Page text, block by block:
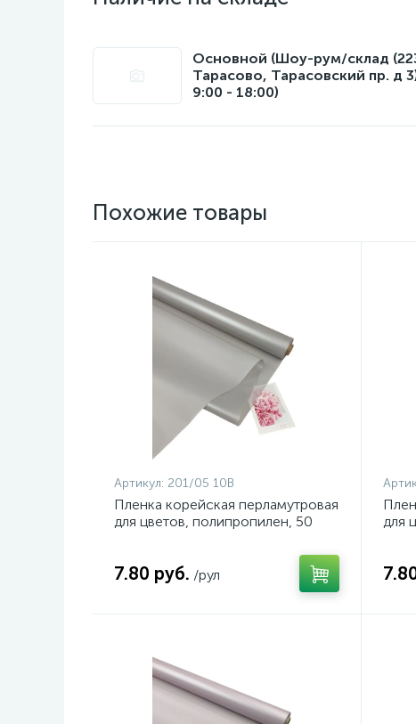
Основной (Шоу-рум/склад
Тарасово, Тарасовский пр. д
9:00 - 18:00)
Похожие товары
Артикул: 201/05 10В
Пленка корейская перламутровая
для цветов, полипропилен, 50
7.80 руб. /рул
для